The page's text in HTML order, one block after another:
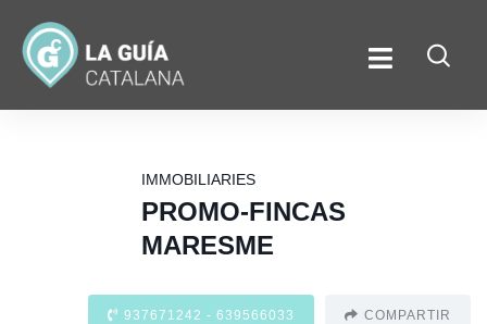
IMMOBILIARIES
PROMO-FINCAS
MARESME
937671242 - 639566033 COMPARTIR